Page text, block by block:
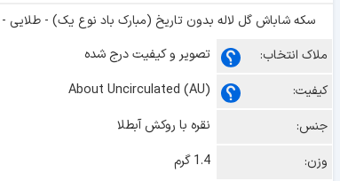
سکه شاباش گل لاله بدون تاریخ (مبارک باد نوع یک) - طلایی - AU55 - محمد رضا شاه
ملاک انتخاب:
تصویر و کیفیت درج شده
کیفیت:
About Uncirculated (AU)
جنس:
نقره با روکش آبطلا
وزن:
1.4 گرم